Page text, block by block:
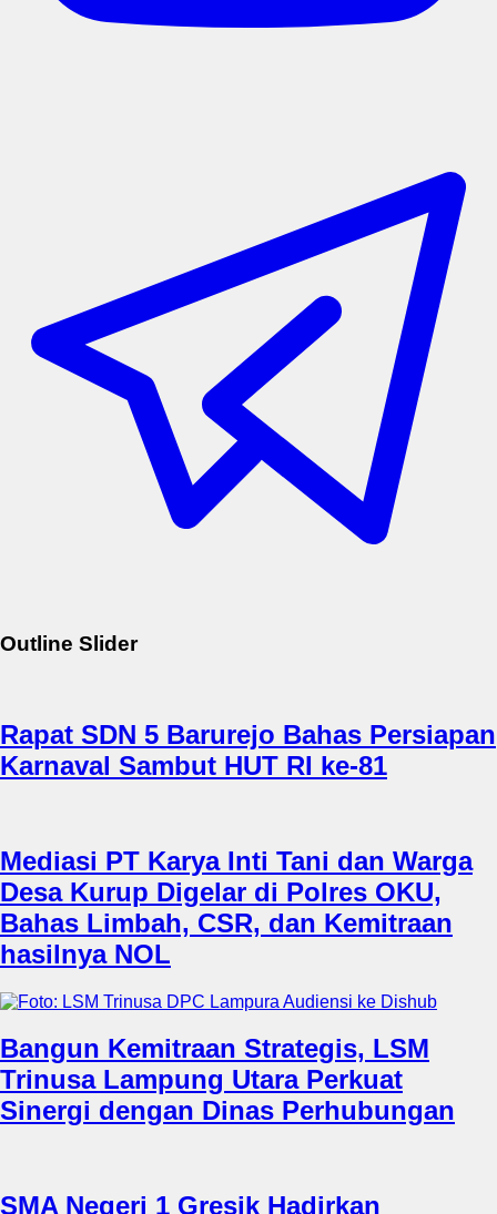
Outline Slider
Rapat SDN 5 Barurejo Bahas Persiapan
Karnaval Sambut HUT RI ke-81
Mediasi PT Karya Inti Tani dan Warga
Desa Kurup Digelar di Polres OKU,
Bahas Limbah, CSR, dan Kemitraan
hasilnya NOL
Bangun Kemitraan Strategis, LSM
Trinusa Lampung Utara Perkuat
Sinergi dengan Dinas Perhubungan
SMA Negeri 1 Gresik Hadirkan